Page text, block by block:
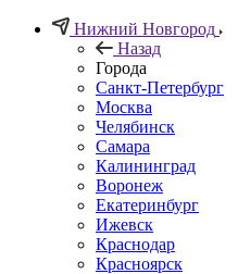
Нижний Новгород
Назад
Города
Санкт-Петербург
Москва
Челябинск
Самара
Калининград
Воронеж
Екатеринбург
Ижевск
Краснодар
Красноярск